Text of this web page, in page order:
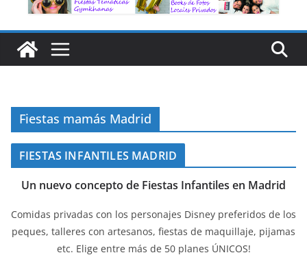
Fiestas mamás Madrid
FIESTAS INFANTILES MADRID
Un nuevo concepto de Fiestas Infantiles en Madrid
Comidas privadas con los personajes Disney preferidos de los
peques, talleres con artesanos, fiestas de maquillaje, pijamas
etc. Elige entre más de 50 planes ÚNICOS!